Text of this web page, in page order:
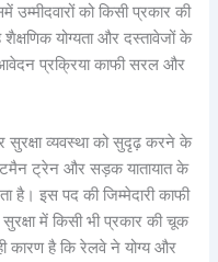
को किसी प्रकार की
शैक्षणिक योग्यता और दस्तावेजों के
प्रक्रिया काफी सरल और
व्यवस्था को सुदृढ़ करने के
ट्रेन और सड़क यातायात के
है। इस पद की जिम्मेदारी काफी
सुरक्षा में किसी भी प्रकार की चूक
कारण है कि रेलवे ने योग्य और